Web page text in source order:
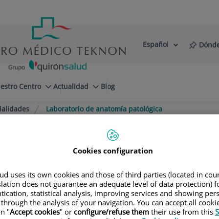
Selector
Idioma
Español
Centro Actualidad Blog
Laboratorio de anatomía patológica
opinión de la mano de
Cookies configuration
uses its own cookies and those of third parties (located in
does not guarantee an adequate level of data protection)
statistical analysis, improving services and showing
the analysis of your navigation. You can accept all
"Accept cookies" or configure/refuse themtheir use from this